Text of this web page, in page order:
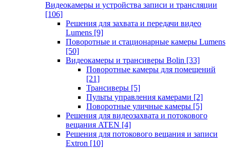
Видеокамеры и устройства записи и трансляции
[106]
Решения для захвата и передачи видео
Lumens [9]
Поворотные и стационарные камеры Lumens
[50]
Видеокамеры и трансиверы Bolin [33]
Поворотные камеры для помещений
[21]
Трансиверы [5]
Пульты управления камерами [2]
Поворотные уличные камеры [5]
Решения для видеозахвата и потокового
вещания ATEN [4]
Решения для потокового вещания и записи
Extron [10]